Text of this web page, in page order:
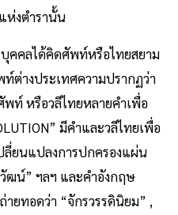
ห่งตำรานั้น
คลได้คิดศัพท์หรือไทยสยาม
ต่างประเทศความปรากฏว่า
ท์ หรือวลีไทยหลายคำเพื่อ
มีคำและวลีไทยเพื่อ
ยนแปลงการปกครองแผ่น
ฒน์” ฯลฯ และคำอังกฤษ
ายทอดว่า “จักรวรรดินิยม” ,